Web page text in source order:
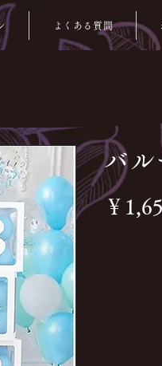
よくある質問
バル
￥